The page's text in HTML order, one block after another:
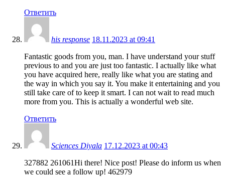
Ответить
his response 18.11.2023 at 09:41
Fantastic goods from you, man. I have understand your stuff
previous to and you are just too fantastic. I actually like what
you have acquired here, really like what you are stating and
the way in which you say it. You make it entertaining and you
still take care of to keep it smart. I can not wait to read much
more from you. This is actually a wonderful web site.
Ответить
Sciences Diyala 17.12.2023 at 00:43
327882 261061Hi there! Nice post! Please do inform us when
we could see a follow up! 462979